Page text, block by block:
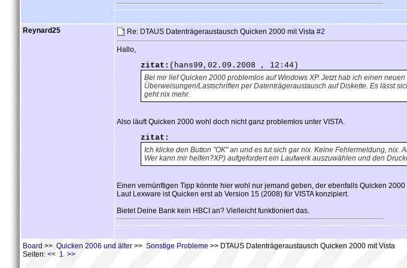
Reynard25 Re: DTAUS Datenträgeraustausch Quicken 2000 mit Vista #2
Hallo,
zitat: (hans99,02.09.2008 , 12:44)
Bei mir lief Quicken 2000 problemlos auf Windows XP. Jetzt hab ich einen
Überweisungen/Lastschriften per Datenträgeraustausch auf Diskette. Es lässt
geht nix mehr.
Also läuft Quicken 2000 wohl doch nicht ganz problemlos unter VISTA.
zitat:
Ich klicke den Button "OK" an und es tut sich gar nix. Keine Fehlermeldung, nix.
Wer kann mir helfen?XP) aufgefordert ein Laufwerk auszuwählen und den
Einen vernünftigen Tipp könnte hier wohl nur jemand geben, der ebenfalls Quicken
Laut Lexware ist Quicken erst ab Version 15 (2008) für VISTA konzipiert.
Bietet Deine Bank kein HBCI an? Vielleicht funktioniert das.
Board >> Quicken 2006 und älter >> Sonstige Probleme >> DTAUS Datenträgeraustausch Quicken 2000 mit Vista
Seiten: << 1 >>